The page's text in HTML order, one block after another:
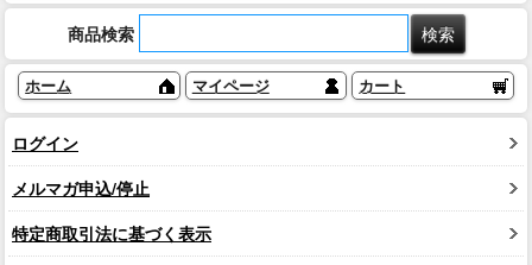
商品検索
ホーム マイページ カート
ログイン
メルマガ申込/停止
特定商取引法に基づく表示